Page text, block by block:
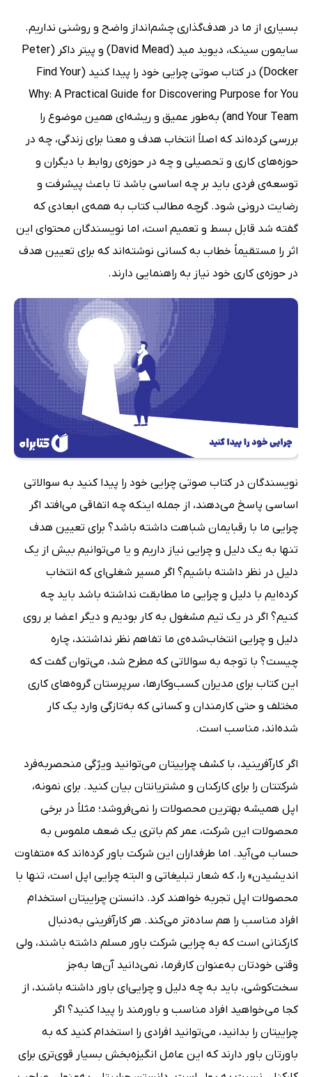
بسیاری از ما در هدف‌گذاری چشم‌انداز واضح و روشنی نداریم.
سایمون سینک، دیوید مید (David Mead) و پیتر داکر (Peter
Docker) در کتاب صوتی چرایی خود را پیدا کنید (Find Your
Why: A Practical Guide for Discovering Purpose for You
and Your Team) به‌طور عمیق و ریشه‌ای همین موضوع را
بررسی کرده‌اند که اصلاً انتخاب هدف و معنا برای زندگی، چه در
حوزه‌های کاری و تحصیلی و چه در حوزه‌ی روابط با دیگران و
توسعه‌ی فردی باید بر چه اساسی باشد تا باعث پیشرفت و
رضایت درونی شود. گرچه مطالب کتاب به همه‌ی ابعادی که
گفته شد قابل بسط و تعمیم است، اما نویسندگان محتوای این
اثر را مستقیماً خطاب به کسانی نوشته‌اند که برای تعیین هدف
در حوزه‌ی کاری خود نیاز به راهنمایی دارند.
نویسندگان در کتاب صوتی چرایی خود را پیدا کنید به سوالاتی
اساسی پاسخ می‌دهند، از جمله اینکه چه اتفاقی می‌افتد اگر
چرایی ما با رقبایمان شباهت داشته باشد؟ برای تعیین هدف
تنها به یک دلیل و چرایی نیاز داریم و یا می‌توانیم بیش از یک
دلیل در نظر داشته باشیم؟ اگر مسیر شغلی‌ای که انتخاب
کرده‌ایم با دلیل و چرایی ما مطابقت نداشته باشد باید چه
کنیم؟ اگر در یک تیم مشغول به کار بودیم و دیگر اعضا بر روی
دلیل و چرایی انتخاب‌شده‌ی ما تفاهم نظر نداشتند، چاره
چیست؟ با توجه به سوالاتی که مطرح شد، می‌توان گفت که
این کتاب برای مدیران کسب‌وکارها، سرپرستان گروه‌های کاری
مختلف و حتی کارمندان و کسانی که به‌تازگی وارد یک کار
شده‌اند، مناسب است.
اگر کارآفرینید، با کشف چراییتان می‌توانید ویژگی منحصربه‌فرد
شرکتتان را برای کارکنان و مشتریانتان بیان کنید. برای نمونه،
اپل همیشه بهترین محصولات را نمی‌فروشد؛ مثلاً در برخی
محصولات این شرکت، عمر کم باتری یک ضعف ملموس به
حساب می‌آید. اما طرفداران این شرکت باور کرده‌اند که «متفاوت
اندیشیدن» را، که شعار تبلیغاتی و البته چرایی اپل است، تنها با
محصولات اپل تجربه خواهند کرد. دانستن چراییتان استخدام
افراد مناسب را هم ساده‌تر می‌کند. هر کارآفرینی به‌دنبال
کارکنانی است که به چرایی شرکت باور مسلم داشته باشند، ولی
وقتی خودتان به‌عنوان کارفرما، نمی‌دانید آن‌ها به‌جز
سخت‌کوشی، باید به چه دلیل و چرایی‌ای باور داشته باشند، از
کجا می‌خواهید افراد مناسب و باورمند را پیدا کنید؟ اگر
چراییتان را بدانید، می‌توانید افرادی را استخدام کنید که به
باورتان باور دارند که این عامل انگیزه‌بخش بسیار قوی‌تری برای